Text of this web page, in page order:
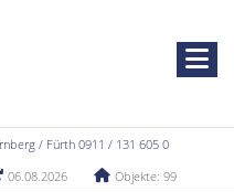
/ Fürth 0911 / 131 605 0
06.08.2026 Objekte: 99